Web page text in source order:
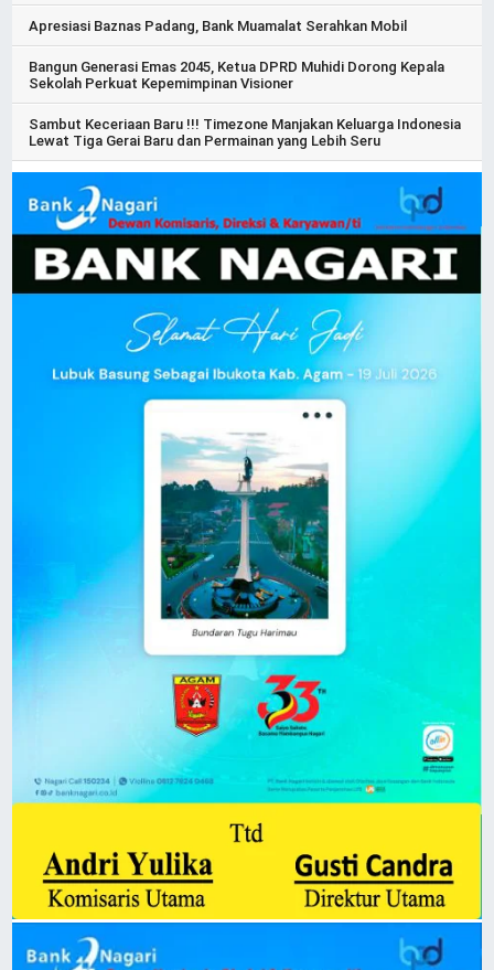
Apresiasi Baznas Padang, Bank Muamalat Serahkan Mobil
Bangun Generasi Emas 2045, Ketua DPRD Muhidi Dorong Kepala
Sekolah Perkuat Kepemimpinan Visioner
Sambut Keceriaan Baru !!! Timezone Manjakan Keluarga Indonesia
Lewat Tiga Gerai Baru dan Permainan yang Lebih Seru